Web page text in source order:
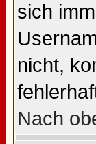
sich
nicht,
Nach